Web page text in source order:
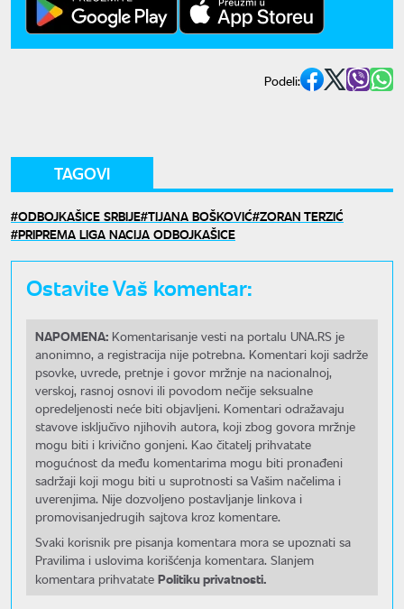
Podeli:
TAGOVI
ODBOJKAŠICE SRBIJE TIJANA BOŠKOVIĆ ZORAN TERZIĆ
PRIPREMA LIGA NACIJA ODBOJKAŠICE
Ostavite Vaš komentar:
NAPOMENA: Komentarisanje vesti na portalu UNA.RS je
anonimno, a registracija nije potrebna. Komentari koji sadrže
psovke, uvrede, pretnje i govor mržnje na nacionalnoj,
verskoj, rasnoj osnovi ili povodom nečije seksualne
opredeljenosti neće biti objavljeni. Komentari odražavaju
stavove isključivo njihovih autora, koji zbog govora mržnje
mogu biti i krivično gonjeni. Kao čitatelj prihvatate
mogućnost da među komentarima mogu biti pronađeni
sadržaji koji mogu biti u suprotnosti sa Vašim načelima i
uverenjima. Nije dozvoljeno postavljanje linkova i
promovisanjedrugih sajtova kroz komentare.
Svaki korisnik pre pisanja komentara mora se upoznati sa
Pravilima i uslovima korišćenja komentara. Slanjem
komentara prihvatate Politiku privatnosti.